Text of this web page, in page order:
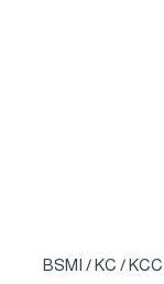
BSMI / KC /